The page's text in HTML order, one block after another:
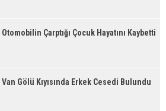
Otomobilin Çarptığı Çocuk Hayatını Kaybetti
Van Gölü Kıyısında Erkek Cesedi Bulundu